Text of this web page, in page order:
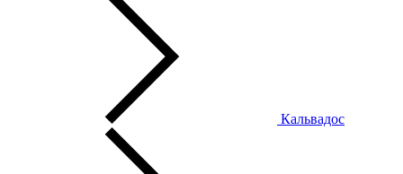
Кальвадос